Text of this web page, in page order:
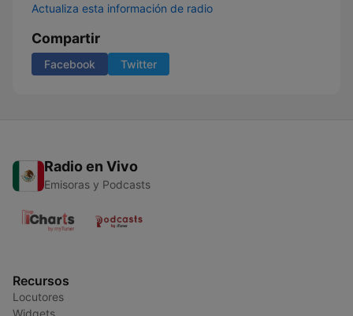
Actualiza esta información de radio
Compartir
Facebook Twitter
Radio en Vivo
Emisoras y Podcasts
Recursos
Locutores
Widgets